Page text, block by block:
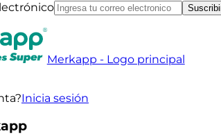
Merkapp - Logo principal
Inicia sesión